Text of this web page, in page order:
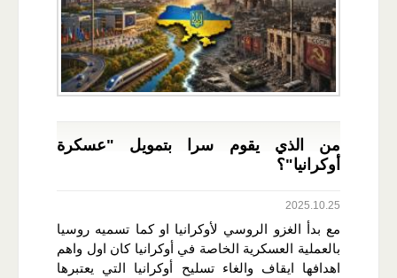
من الذي يقوم سرا بتمويل "عسكرة
أوكرانيا"؟
2025.10.25
مع بدأ الغزو الروسي لأوكرانيا او كما تسميه روسيا
بالعملية العسكرية الخاصة في أوكرانيا كان اول واهم
اهدافها ايقاف والغاء تسليح أوكرانيا التي يعتبرها